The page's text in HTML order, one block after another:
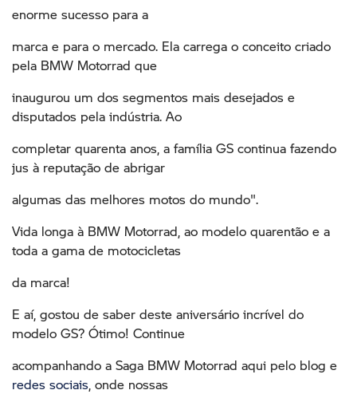
enorme sucesso para a
marca e para o mercado. Ela carrega o conceito criado
pela BMW Motorrad que
inaugurou um dos segmentos mais desejados e
disputados pela indústria. Ao
completar quarenta anos, a família GS continua fazendo
jus à reputação de abrigar
algumas das melhores motos do mundo".
Vida longa à BMW Motorrad, ao modelo quarentão e a
toda a gama de motocicletas
da marca!
E aí, gostou de saber deste aniversário incrível do
modelo GS? Ótimo! Continue
acompanhando a Saga BMW Motorrad aqui pelo blog e
redes sociais, onde nossas